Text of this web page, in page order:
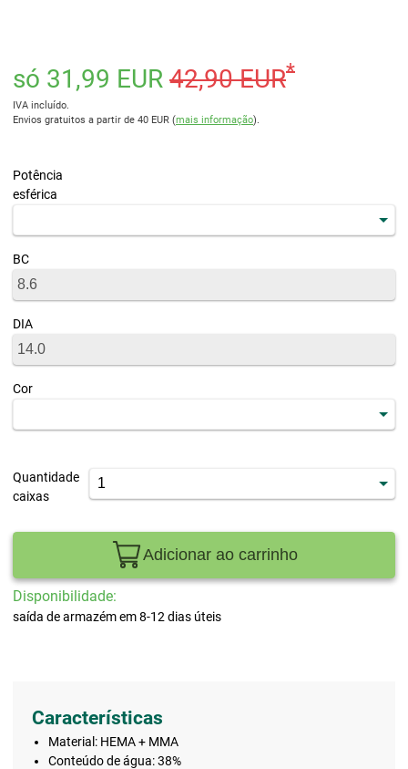
só 31,99 EUR 42,90 EUR*
IVA incluído.
Envios gratuitos a partir de 40 EUR (mais informação).
Potência
esférica
BC
DIA
Cor
Quantidade
caixas
Adicionar ao carrinho
Disponibilidade:
saída de armazém em 8-12 dias úteis
Características
Material: HEMA + MMA
Conteúdo de água: 38%